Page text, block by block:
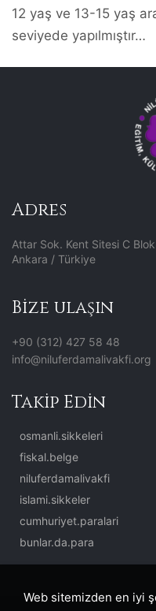
12 yaş ve 13-15 yaş
seviyede yapılmıştır…
Adres
Attar Sok. Kent Sitesi C
Ankara / Türkiye
Bize ulaşın
+90 (312) 427 58 48
info@niluferdamalivakfi.org
Takip Edin
osmanli.sikkeleri
fiskal.belge
niluferdamalivakfi
islami.sikkeler
cumhuriyet.paralari
bunlar.da.para
Web sitemizden en iyi